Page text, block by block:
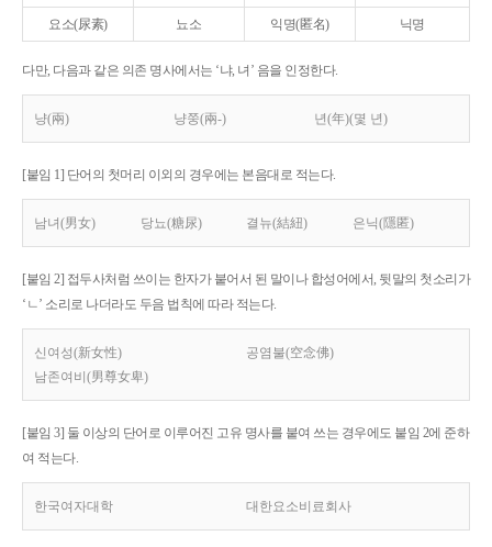
요소(尿素) 뇨소 익명(匿名) 닉명
다만, 다음과 같은 의존 명사에서는 ‘냐, 녀’ 음을 인정한다.
냥(兩) 냥쭝(兩-) 년(年)(몇 년)
[붙임 1] 단어의 첫머리 이외의 경우에는 본음대로 적는다.
남녀(男女) 당뇨(糖尿) 결뉴(結紐) 은닉(隱匿)
[붙임 2] 접두사처럼 쓰이는 한자가 붙어서 된 말이나 합성어에서, 뒷말의 첫소리가
‘ㄴ’ 소리로 나더라도 두음 법칙에 따라 적는다.
신여성(新女性)
공염불(空念佛)
남존여비(男尊女卑)
[붙임 3] 둘 이상의 단어로 이루어진 고유 명사를 붙여 쓰는 경우에도 붙임 2에 준하
여 적는다.
한국여자대학 대한요소비료회사